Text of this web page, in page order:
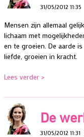
31/05/2012 11:35
Mensen zijn allemaal
lichaam met
en te groeien. De aarde
liefde, groeien in kracht.
Lees verder >
De
31/05/2012 11:31